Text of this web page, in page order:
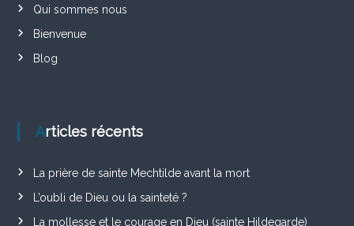
Qui sommes nous
Bienvenue
Blog
Articles récents
La prière de sainte Mechtilde avant la mort
L’oubli de Dieu ou la sainteté ?
La mollesse et le courage en Dieu (sainte Hildegarde)